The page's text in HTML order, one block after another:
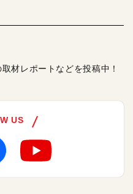
材レポートなどを投稿中！
US